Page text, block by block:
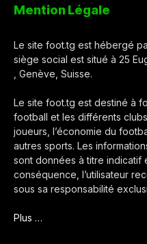
Mention Légale
Le site foot.tg est hébergé
siège social est situé à 25
, Genève, Suisse.
Le site foot.tg est destiné à
football et les différents
joueurs, l’économie du
autres sports. Les
sont données à titre indicatif
conséquence, l’utilisateur
sous sa responsabilité
Plus …